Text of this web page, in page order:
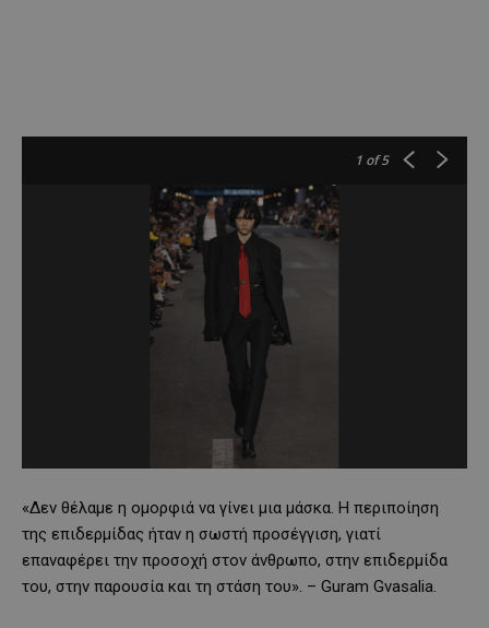
1 of 5
«Δεν θέλαμε η ομορφιά να γίνει μια μάσκα. Η περιποίηση
της επιδερμίδας ήταν η σωστή προσέγγιση, γιατί
επαναφέρει την προσοχή στον άνθρωπο, στην επιδερμίδα
του, στην παρουσία και τη στάση του». – Guram Gvasalia.